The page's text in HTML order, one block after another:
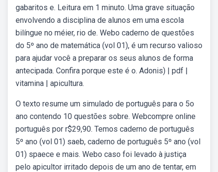
gabaritos e. Leitura em 1 minuto. Uma grave situação
envolvendo a disciplina de alunos em uma escola
bilíngue no méier, rio de. Webo caderno de questões
do 5º ano de matemática (vol 01), é um recurso valioso
para ajudar você a preparar os seus alunos de forma
antecipada. Confira porque este é o. Adonis) | pdf |
vitamina | apicultura.
O texto resume um simulado de português para o 5o
ano contendo 10 questões sobre. Webcompre online
português por r$29,90. Temos caderno de português
5º ano (vol 01) saeb, caderno de português 5º ano (vol
01) spaece e mais. Webo caso foi levado à justiça
pelo apicultor irritado depois de um ano de tentar, em